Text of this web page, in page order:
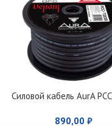
Силовой кабель AurA
890,00 ₽